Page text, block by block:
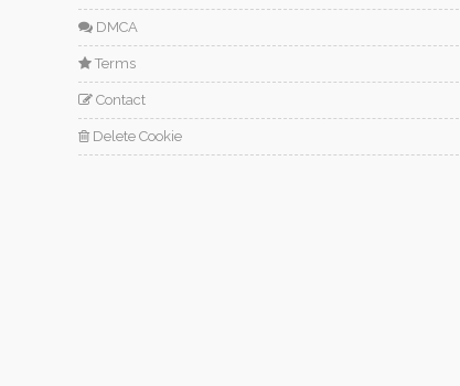
DMCA
Terms
Contact
Delete Cookie